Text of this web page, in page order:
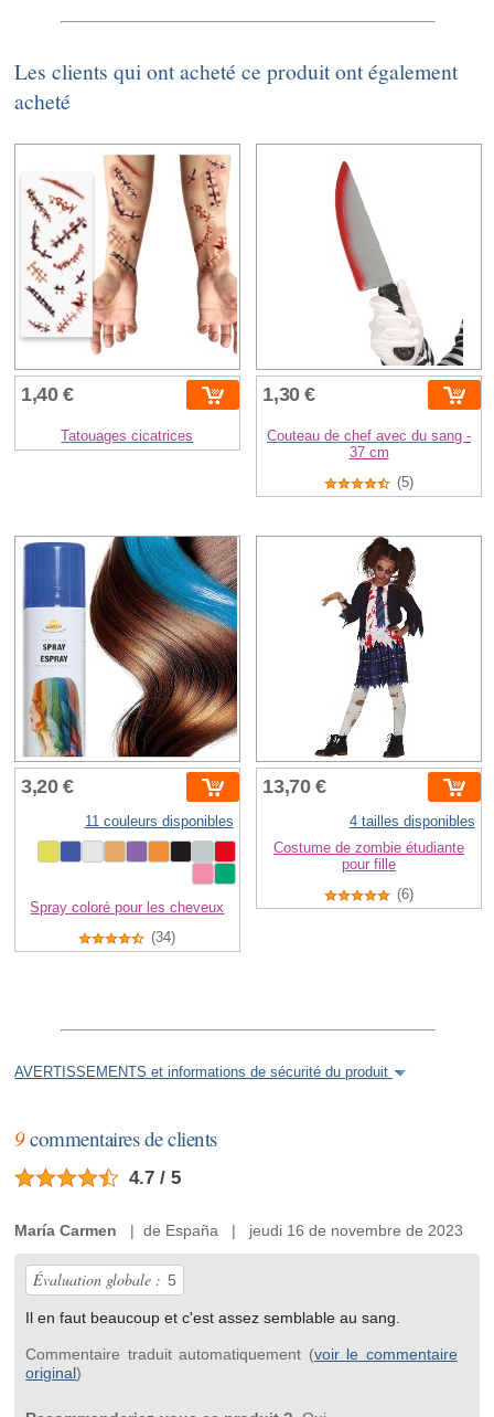
Les clients qui ont acheté ce produit ont également
acheté
1,40 €
Tatouages cicatrices
1,30 €
Couteau de chef avec du sang -
37 cm
(5)
3,20 €
11 couleurs disponibles
Spray coloré pour les cheveux
(34)
13,70 €
4 tailles disponibles
Costume de zombie étudiante
pour fille
(6)
AVERTISSEMENTS et informations de sécurité du produit
9commentaires de clients
4.7 / 5
María Carmen | de España | jeudi 16 de novembre de 2023
Évaluation globale : 5
Il en faut beaucoup et c'est assez semblable au sang.
Commentaire traduit automatiquement (voir le commentaire
original)